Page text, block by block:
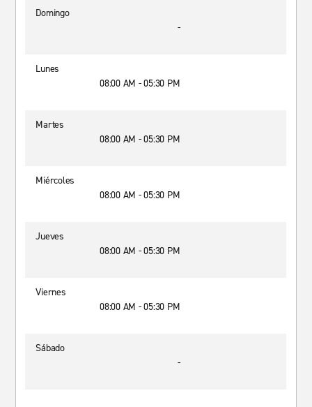
Domingo
-
Lunes
08:00 AM - 05:30 PM
Martes
08:00 AM - 05:30 PM
Miércoles
08:00 AM - 05:30 PM
Jueves
08:00 AM - 05:30 PM
Viernes
08:00 AM - 05:30 PM
Sábado
-